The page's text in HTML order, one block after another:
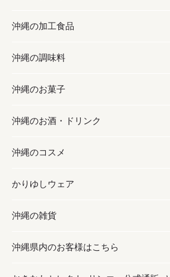
お取り寄せグルメ
フルーツ・野菜
お肉
海産物
沖縄の加工食品
加工食品
缶詰／パウチ
沖縄料理
沖縄そば／乾麺
レトルト食品
乾物／粉類
沖縄の調味料
調味料
砂糖／黒砂糖
塩
お酢／ドレッシング
しょうゆ
みそ
沖縄のお菓子
お菓子
黒糖
ちんすこう
伝統菓子
スナック
沖縄のお酒・ドリンク
お酒・ドリンク
泡盛
ビール・チューハイ
ワイン・ウィスキー・カクテル
沖縄のコスメ
コスメ
スキンケア
ボディケア
かりゆしウェア
かりゆしウェア
メンズ
沖縄の雑貨
雑貨
沖縄県内のお客様はこちら